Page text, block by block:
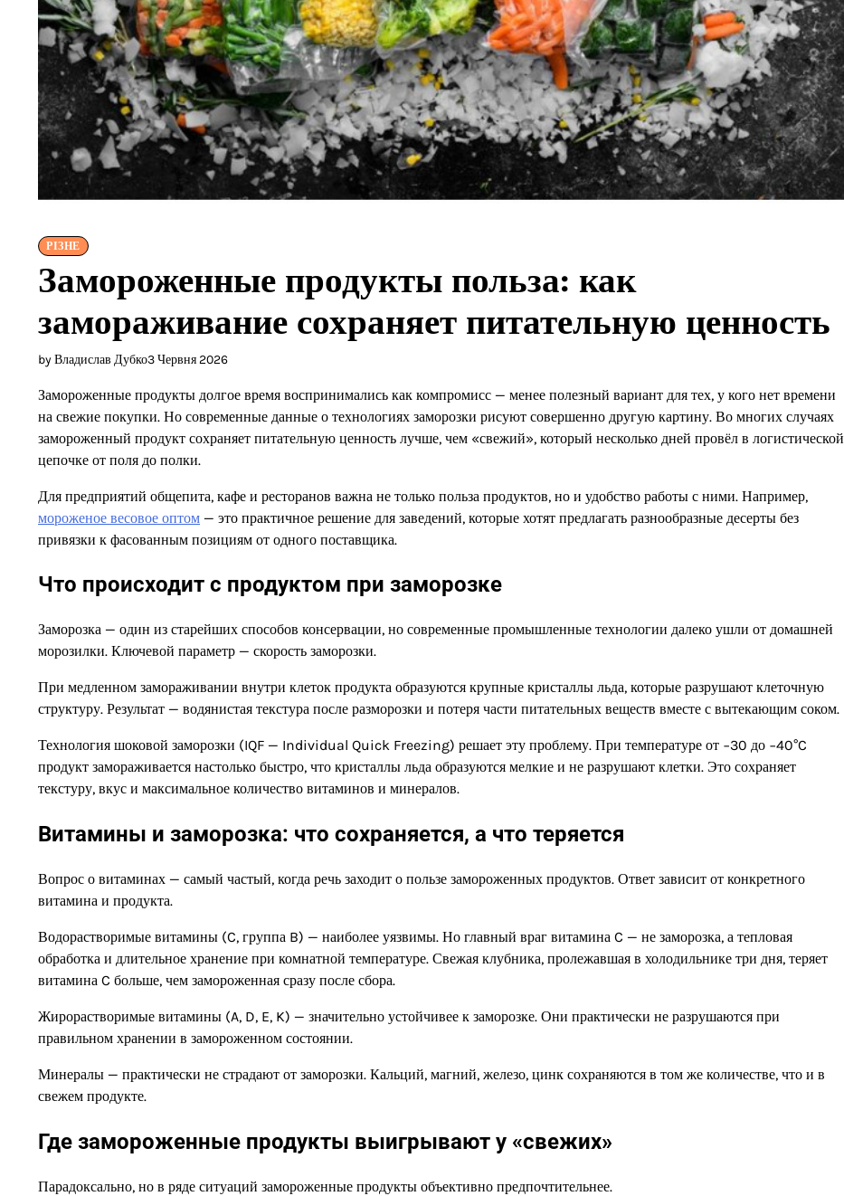
РІЗНЕ
Замороженные продукты польза: как
замораживание сохраняет питательную ценность
by Владислав Дубко3 Червня 2026
Замороженные продукты долгое время воспринимались как компромисс — менее полезный вариант для тех, у кого нет времени
на свежие покупки. Но современные данные о технологиях заморозки рисуют совершенно другую картину. Во многих случаях
замороженный продукт сохраняет питательную ценность лучше, чем «свежий», который несколько дней провёл в логистической
цепочке от поля до полки.
Для предприятий общепита, кафе и ресторанов важна не только польза продуктов, но и удобство работы с ними. Например,
мороженое весовое оптом — это практичное решение для заведений, которые хотят предлагать разнообразные десерты без
привязки к фасованным позициям от одного поставщика.
Что происходит с продуктом при заморозке
Заморозка — один из старейших способов консервации, но современные промышленные технологии далеко ушли от домашней
морозилки. Ключевой параметр — скорость заморозки.
При медленном замораживании внутри клеток продукта образуются крупные кристаллы льда, которые разрушают клеточную
структуру. Результат — водянистая текстура после разморозки и потеря части питательных веществ вместе с вытекающим соком.
Технология шоковой заморозки (IQF — Individual Quick Freezing) решает эту проблему. При температуре от −30 до −40°C
продукт замораживается настолько быстро, что кристаллы льда образуются мелкие и не разрушают клетки. Это сохраняет
текстуру, вкус и максимальное количество витаминов и минералов.
Витамины и заморозка: что сохраняется, а что теряется
Вопрос о витаминах — самый частый, когда речь заходит о пользе замороженных продуктов. Ответ зависит от конкретного
витамина и продукта.
Водорастворимые витамины (C, группа B) — наиболее уязвимы. Но главный враг витамина C — не заморозка, а тепловая
обработка и длительное хранение при комнатной температуре. Свежая клубника, пролежавшая в холодильнике три дня, теряет
витамина C больше, чем замороженная сразу после сбора.
Жирорастворимые витамины (A, D, E, K) — значительно устойчивее к заморозке. Они практически не разрушаются при
правильном хранении в замороженном состоянии.
Минералы — практически не страдают от заморозки. Кальций, магний, железо, цинк сохраняются в том же количестве, что и в
свежем продукте.
Где замороженные продукты выигрывают у «свежих»
Парадоксально, но в ряде ситуаций замороженные продукты объективно предпочтительнее.